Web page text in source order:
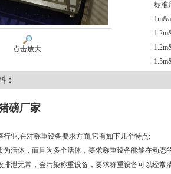
点击放大
标准
：
磅厂家
行业,在对称重设备要求方面,它有如下几个特点:
为活体，而且为多个活体，要求称重设备能够在动态
排泄无常，会污染称重设备，要求称重设备可以经常